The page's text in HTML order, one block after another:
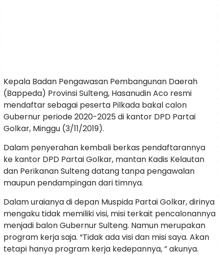
Kepala Badan Pengawasan Pembangunan Daerah
(Bappeda) Provinsi Sulteng, Hasanudin Aco resmi
mendaftar sebagai peserta Pilkada bakal calon
Gubernur periode 2020-2025 di kantor DPD Partai
Golkar, Minggu (3/11/2019).
Dalam penyerahan kembali berkas pendaftarannya
ke kantor DPD Partai Golkar, mantan Kadis Kelautan
dan Perikanan Sulteng datang tanpa pengawalan
maupun pendampingan dari timnya.
Dalam uraianya di depan Muspida Partai Golkar, dirinya
mengaku tidak memiliki visi, misi terkait pencalonannya
menjadi balon Gubernur Sulteng. Namun merupakan
program kerja saja. “Tidak ada visi dan misi saya. Akan
tetapi hanya program kerja kedepannya, ” akunya.